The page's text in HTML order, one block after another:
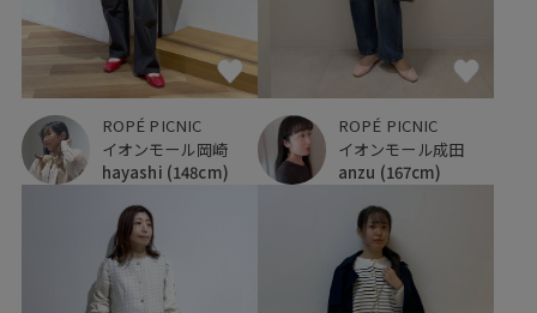
ROPÉ PICNIC
イオンモール岡崎
hayashi (148cm)
ROPÉ PICNIC
イオンモール成田
anzu (167cm)